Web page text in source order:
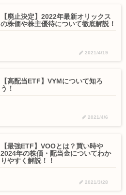
【廃止決定】2022年最新オリックス
の株価や株主優待について徹底解説！
2021/4/19
【高配当ETF】VYMについて知ろ
う！
2021/4/6
【最強ETF】VOOとは？買い時や
2024年の株価・配当金についてわか
りやすく解説！！
2021/3/28